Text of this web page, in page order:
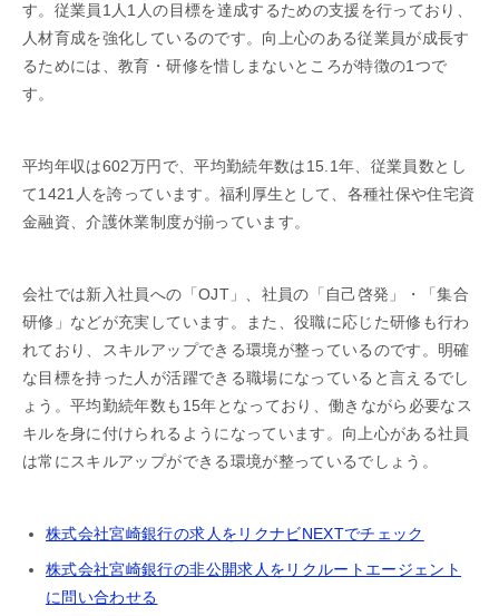
す。従業員1人1人の目標を達成するための支援を行っており、
人材育成を強化しているのです。向上心のある従業員が成長す
るためには、教育・研修を惜しまないところが特徴の1つで
す。
平均年収は602万円で、平均勤続年数は15.1年、従業員数とし
て1421人を誇っています。福利厚生として、各種社保や住宅資
金融資、介護休業制度が揃っています。
会社では新入社員への「OJT」、社員の「自己啓発」・「集合
研修」などが充実しています。また、役職に応じた研修も行わ
れており、スキルアップできる環境が整っているのです。明確
な目標を持った人が活躍できる職場になっていると言えるでし
ょう。平均勤続年数も15年となっており、働きながら必要なス
キルを身に付けられるようになっています。向上心がある社員
は常にスキルアップができる環境が整っているでしょう。
株式会社宮崎銀行の求人をリクナビNEXTでチェック
株式会社宮崎銀行の非公開求人をリクルートエージェント
に問い合わせる